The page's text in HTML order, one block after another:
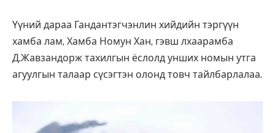
Үүний дараа Гандантэгчэнлин хийдийн тэргүүн
хамба лам, Хамба Номун Хан, гэвш лхаарамба
Д.Жавзандорж тахилгын ёслолд унших номын утга
агуулгын талаар сүсэгтэн олонд товч тайлбарлалаа.